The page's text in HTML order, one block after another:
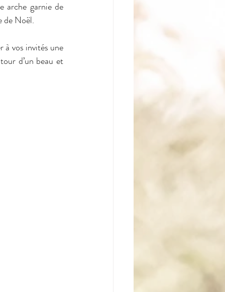
de Noël.
d’un beau et